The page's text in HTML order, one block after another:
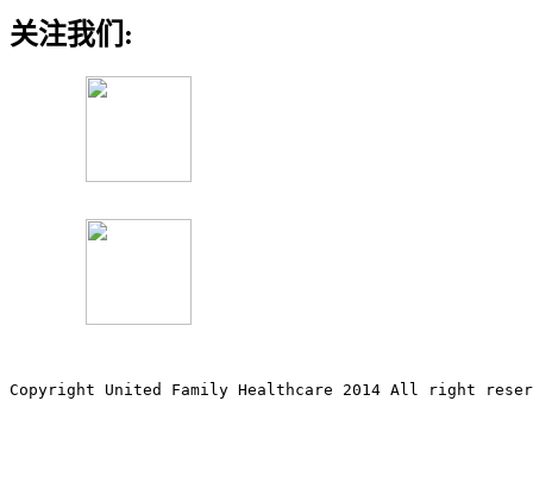
关注我们:
Copyright United Family Healthcare 2014 All right